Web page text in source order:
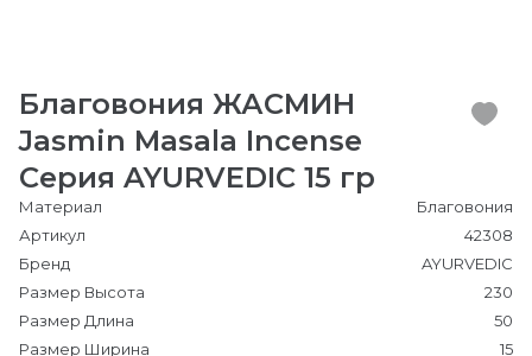
Благовония ЖАСМИН
Jasmin Masala Incense
Серия AYURVEDIC 15 гр
Материал
Благовония
Артикул
42308
Бренд
AYURVEDIC
Размер Высота
230
Размер Длина
50
Размер Ширина
15